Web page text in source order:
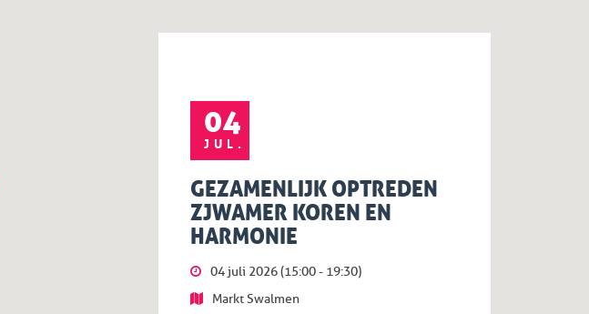
04
JUL.
GEZAMENLIJK OPTREDEN
ZJWAMER KOREN EN
HARMONIE
04 juli 2026 (15:00 - 19:30)
Markt Swalmen